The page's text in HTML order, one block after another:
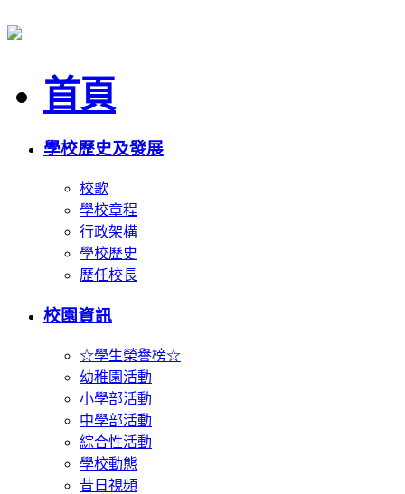
首頁
學校歷史及發展
校歌
學校章程
行政架構
學校歷史
歷任校長
校園資訊
☆學生榮譽榜☆
幼稚園活動
小學部活動
中學部活動
綜合性活動
學校動態
昔日視頻